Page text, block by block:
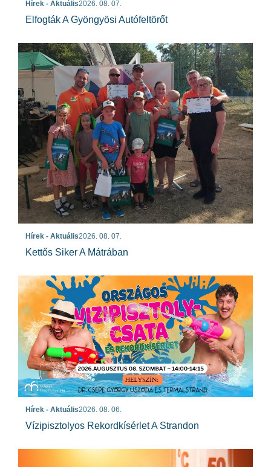
Hírek - Aktuális2026. 08. 07.
Elfogták A Gyöngyösi Autófeltörőt
Hírek - Aktuális2026. 08. 07.
Kettős Siker A Mátrában
Hírek - Aktuális2026. 08. 06.
Vízipisztolyos Rekordkísérlet A Strandon